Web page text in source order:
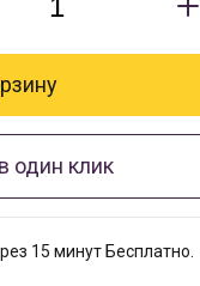
один клик
15 минут Бесплатно.